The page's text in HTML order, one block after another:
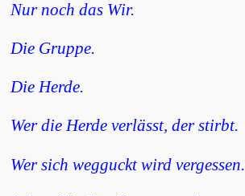
Nur noch das Wir.
Die Gruppe.
Die Herde.
Wer die Herde verlässt, der stirbt.
Wer sich wegguckt wird vergessen.